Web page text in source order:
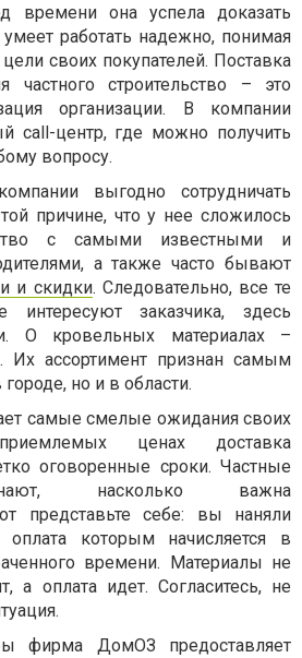
времени она успела доказать
работать надежно, понимая
своих покупателей. Поставка
частного строительство – это
организации. В компании
call-центр, где можно получить
вопросу.
выгодно сотрудничать
причине, что у нее сложилось
с самыми известными и
а также часто бывают
и скидки. Следовательно, все те
интересуют заказчика, здесь
О кровельных материалах –
Их ассортимент признан самым
но и в области.
самые смелые ожидания своих
ценах доставка
оговоренные сроки. Частные
насколько важна
представьте себе: вы наняли
оплата которым начисляется в
времени. Материалы не
а оплата идет. Согласитесь, не
фирма ДомОЗ предоставляет